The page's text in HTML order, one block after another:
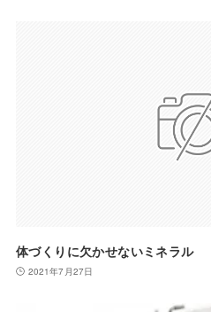
体づくりに欠かせないミネラル
2021年7月27日